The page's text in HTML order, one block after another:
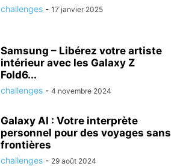
challenges - 17 janvier 2025
Samsung – Libérez votre artiste
intérieur avec les Galaxy Z
Fold6...
challenges - 4 novembre 2024
Galaxy AI : Votre interprète
personnel pour des voyages sans
frontières
challenges - 29 août 2024